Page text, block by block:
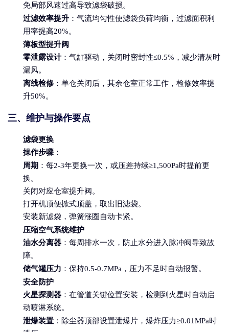
免局部风速过高导致滤袋破损。
过滤效率提升 ：气流均匀性使滤袋负荷均衡，过滤面积利
用率提高20%。
薄板型提升阀
零泄露设计：气缸驱动，关闭时密封性≤0.5%，减少清灰时
漏风。
离线检修：单仓关闭后，其余仓室正常工作，检修效率提
升50%。
三、维护与操作要点
滤袋更换
操作步骤 ：
周期 ：每2-3年更换一次，或压差持续≥1,500Pa时提前更
换。
关闭对应仓室提升阀。
打开机顶便掀式顶盖，取出旧滤袋。
安装新滤袋，弹簧涨圈自动卡紧。
压缩空气系统维护
油水分离器 ：每周排水一次，防止水分进入脉冲阀导致故
障。
储气罐压力 ：保持0.5-0.7MPa，压力不足时自动报警。
安全防护
火星探测器 ：在管道关键位置安装，检测到火星时自动启
动喷淋系统。
泄爆装置 ：除尘器顶部设置泄爆片，爆炸压力≥0.01MPa时